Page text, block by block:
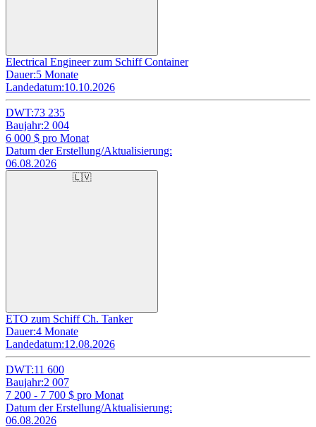
Electrical Engineer zum Schiff Container
Dauer:5 Monate
Landedatum:10.10.2026
DWT:73 235
Baujahr:2 004
6 000 $ pro Monat
Datum der Erstellung/Aktualisierung:
06.08.2026
🇱🇻
ETO zum Schiff Ch. Tanker
Dauer:4 Monate
Landedatum:12.08.2026
DWT:11 600
Baujahr:2 007
7 200 - 7 700 $ pro Monat
Datum der Erstellung/Aktualisierung:
06.08.2026